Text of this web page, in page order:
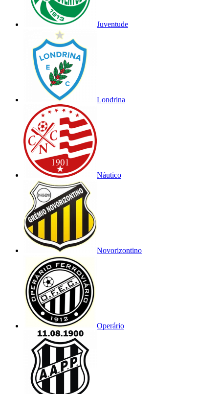
Juventude
Londrina
Náutico
Novorizontino
Operário